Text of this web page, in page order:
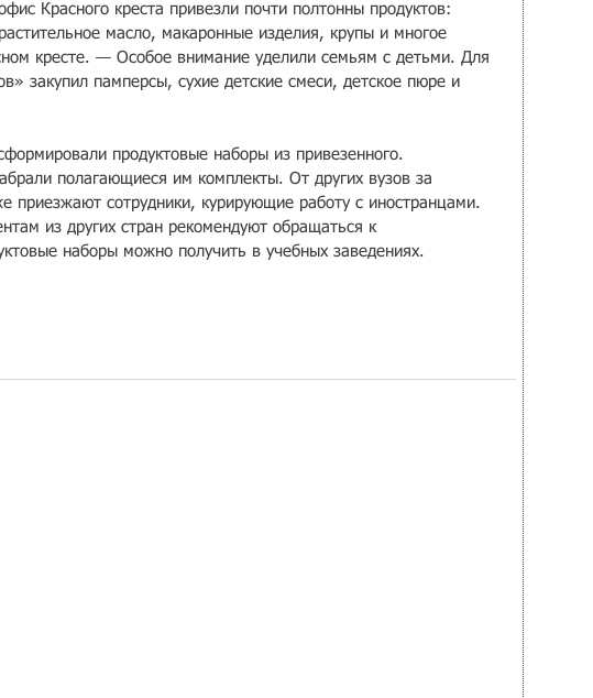
Красного креста привезли почти полтонны продуктов:
масло, макаронные изделия, крупы и многое
кресте. — Особое внимание уделили семьям с детьми. Для
закупил памперсы, сухие детские смеси, детское пюре и
продуктовые наборы из привезенного.
полагающиеся им комплекты. От других вузов за
приезжают сотрудники, курирующие работу с иностранцами.
из других стран рекомендуют обращаться к
наборы можно получить в учебных заведениях.